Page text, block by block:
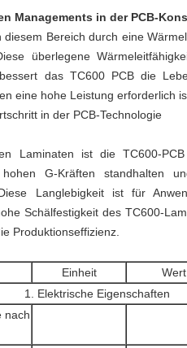
Managements in der PCB-
diesem Bereich durch eine
überlegene
das TC600 PCB die
eine hohe Leistung erforderlich
in der PCB-Technologie
Laminaten ist die TC600-
hohen G-Kräften standhalten
Langlebigkeit ist für
Schälfestigkeit des TC600-
Produktionseffizienz.
Einheit Wert
1. Elektrische Eigenschaften
nach